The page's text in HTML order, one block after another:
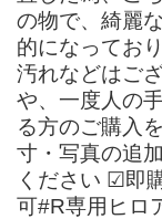
の物で、綺麗
的になってお
汚れなどはご
や、一度人の
る方のご購入
寸・写真の追
ください ☑︎即
可#R専用ヒロ